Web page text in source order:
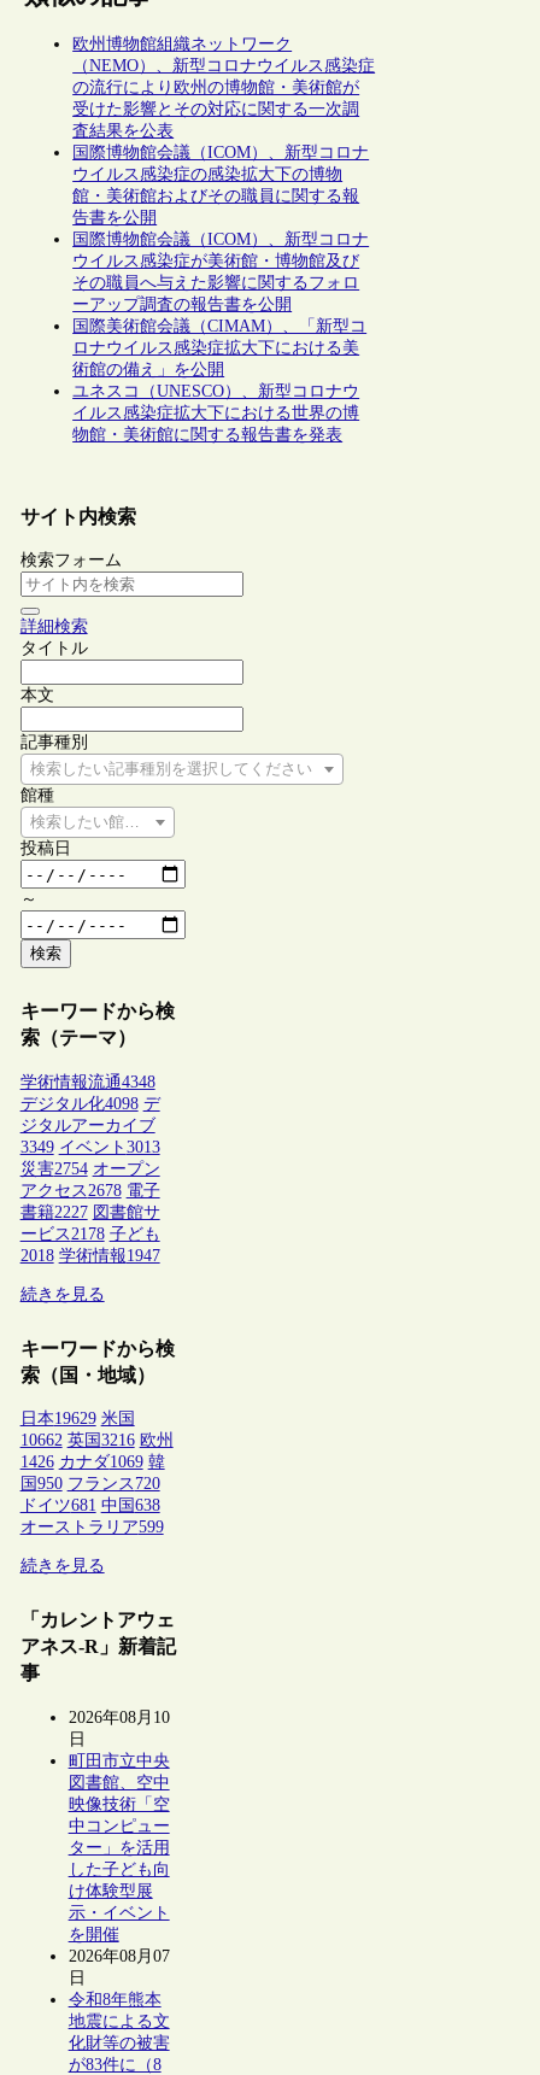
欧州博物館組織ネットワーク
（NEMO）、新型コロナウイルス感染症
の流行により欧州の博物館・美術館が
受けた影響とその対応に関する一次調
査結果を公表
国際博物館会議（ICOM）、新型コロナ
ウイルス感染症の感染拡大下の博物
館・美術館およびその職員に関する報
告書を公開
国際博物館会議（ICOM）、新型コロナ
ウイルス感染症が美術館・博物館及び
その職員へ与えた影響に関するフォロ
ーアップ調査の報告書を公開
国際美術館会議（CIMAM）、「新型コ
ロナウイルス感染症拡大下における美
術館の備え」を公開
ユネスコ（UNESCO）、新型コロナウ
イルス感染症拡大下における世界の博
物館・美術館に関する報告書を発表
サイト内検索
検索フォーム
詳細検索
タイトル
本文
記事種別
検索したい記事種別を選択してください
館種
検索したい館種を選択してください
投稿日
～
検索
キーワードから検
索（テーマ）
学術情報流通4348
デジタル化4098 デ
ジタルアーカイブ
3349 イベント 3013
災害2754 オープン
アクセス 2678 電子
書籍2227 図書館サ
ービス 2178 子ども
2018 学術情報1947
続きを見る
キーワードから検
索（国・地域）
日本19629 米国
10662 英国 3216 欧州
1426 カナダ1069 韓
国 950 フランス 720
ドイツ681 中国 638
オーストラリア599
続きを見る
「カレントアウェ
アネス-R」新着記
事
2026年08月10
日
町田市立中央
図書館、空中
映像技術「空
中コンピュー
ター」を活用
した子ども向
け体験型展
示・イベント
を開催
2026年08月07
日
令和8年熊本
地震による文
化財等の被害
が83件に（8